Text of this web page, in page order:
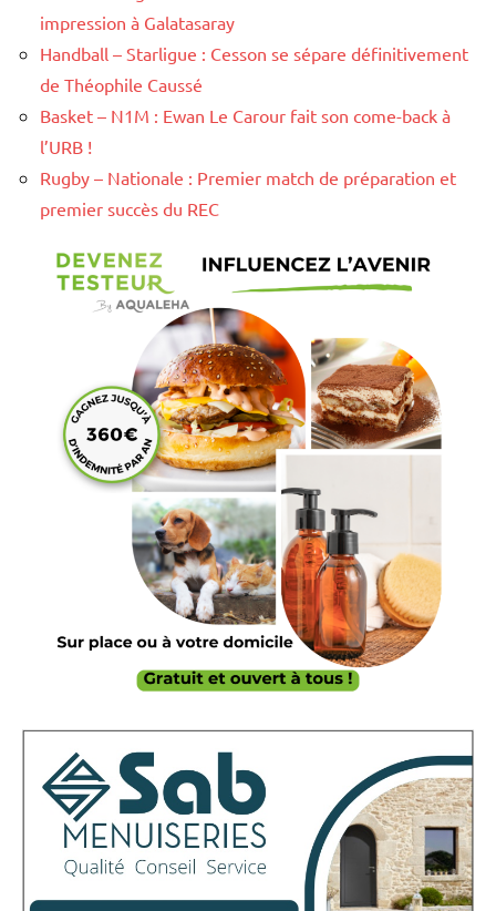
impression à Galatasaray
Handball – Starligue : Cesson se sépare définitivement
de Théophile Caussé
Basket – N1M : Ewan Le Carour fait son come-back à
l’URB !
Rugby – Nationale : Premier match de préparation et
premier succès du REC